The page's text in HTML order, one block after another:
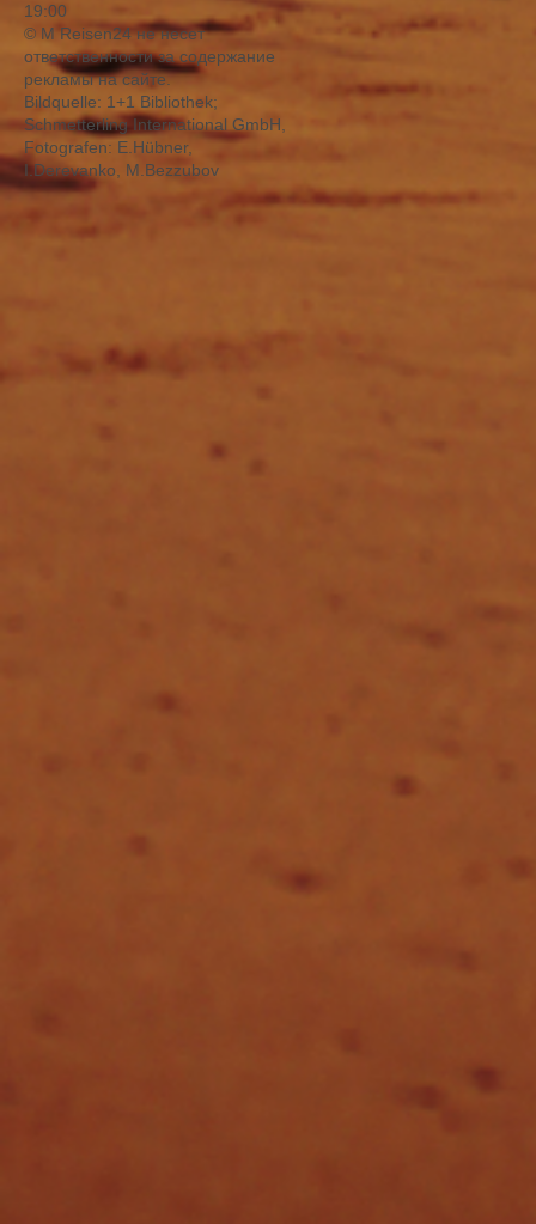
19:00
© M Reisen24 не несет
ответственности за содержание
рекламы на сайте.
Bildquelle: 1+1 Bibliothek;
Schmetterling International GmbH,
Fotografen: E.Hübner,
I.Derevanko, M.Bezzubov